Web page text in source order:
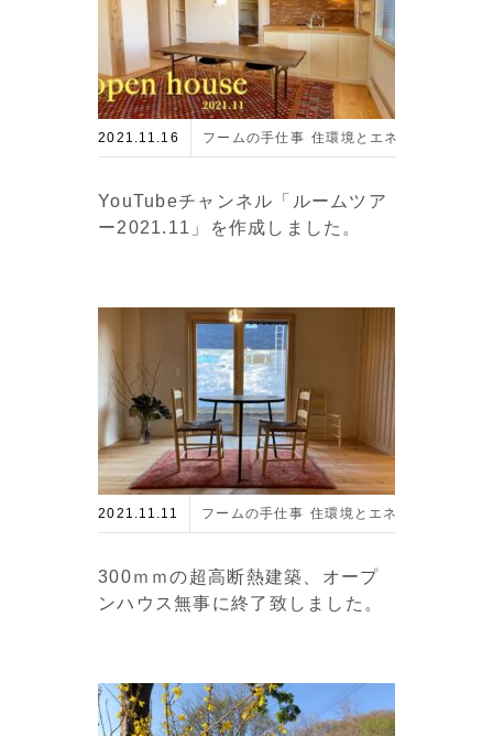
2021.11.16 フームの手仕事 住環境とエネルギー
YouTubeチャンネル「ルームツア
ー2021.11」を作成しました。
2021.11.11 フームの手仕事 住環境とエネルギー
300ｍｍの超高断熱建築、オープ
ンハウス無事に終了致しました。